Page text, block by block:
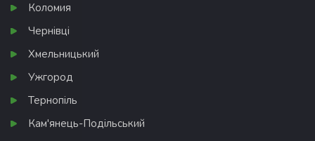
Коломия
Чернівці
Хмельницький
Ужгород
Тернопіль
Кам'янець-Подільський